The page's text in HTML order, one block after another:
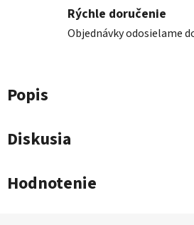
Rýchle doručenie
Objednávky odosielame
Popis
Diskusia
Hodnotenie